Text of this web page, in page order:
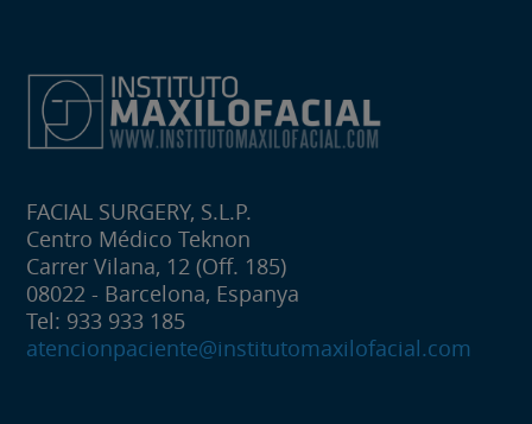
FACIAL SURGERY, S.L.P.
Centro Médico Teknon
Carrer Vilana, 12 (Off. 185)
08022 - Barcelona, Espanya
Tel: 933 933 185
atencionpaciente@institutomaxilofacial.com